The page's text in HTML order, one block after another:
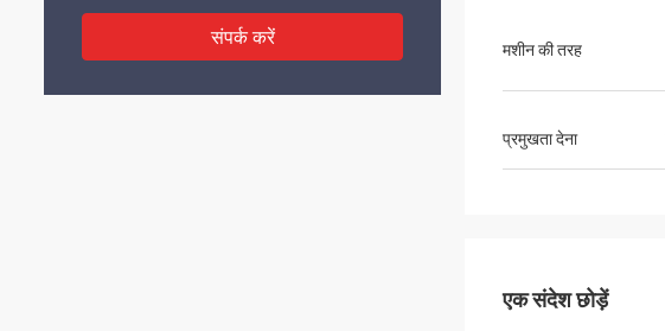
संपर्क करें
मशीन की तरह
प्रमुखता देना
एक संदेश छोड़ें